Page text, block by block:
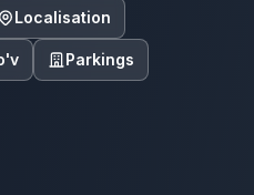
Localisation
Parkings